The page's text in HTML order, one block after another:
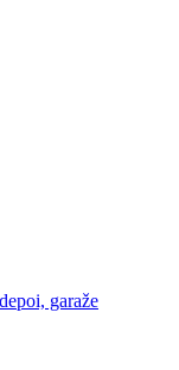
garaže